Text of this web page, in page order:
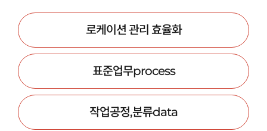
로케이션 관리 효율화
표준업무process
작업공정,분류data